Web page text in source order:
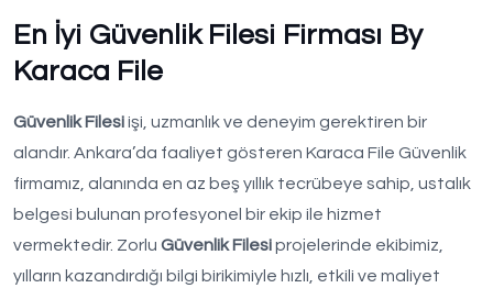
En İyi Güvenlik Filesi Firması By
Karaca File
Güvenlik Filesiişi, uzmanlık ve deneyim gerektiren bir
alandır. Ankara’da faaliyet gösteren Karaca File Güvenlik
firmamız, alanında en az beş yıllık tecrübeye sahip, ustalık
belgesi bulunan profesyonel bir ekip ile hizmet
vermektedir. Zorlu Güvenlik Filesiprojelerinde ekibimiz,
yılların kazandırdığı bilgi birikimiyle hızlı, etkili ve maliyet